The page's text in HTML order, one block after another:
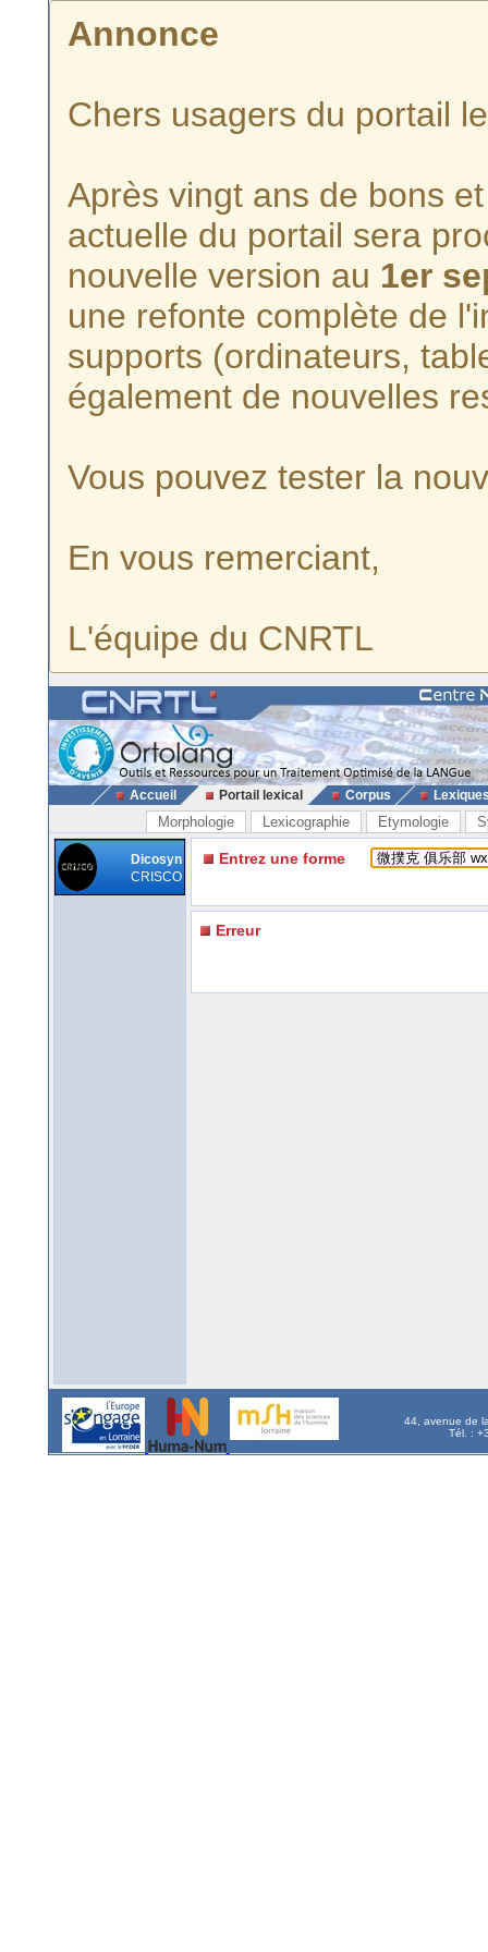
Annonce
Chers usagers du portail
Après vingt ans de bons
actuelle du portail sera
nouvelle version au 1er
une refonte complète de
supports (ordinateurs,
également de nouvelles
Vous pouvez tester la
En vous remerciant,
L'équipe du CNRTL
Accueil Portail lexical Corpus
Morphologie Lexicographie Etymologie
Dicosyn
CRISCO
Entrez une forme
Erreur
44, avenue de
Tél. :